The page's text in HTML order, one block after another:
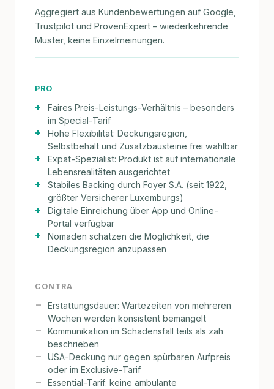
Aggregiert aus Kundenbewertungen auf Google,
Trustpilot und ProvenExpert – wiederkehrende
Muster, keine Einzelmeinungen.
PRO
Faires Preis-Leistungs-Verhältnis – besonders
im Special-Tarif
Hohe Flexibilität: Deckungsregion,
Selbstbehalt und Zusatzbausteine frei wählbar
Expat-Spezialist: Produkt ist auf internationale
Lebensrealitäten ausgerichtet
Stabiles Backing durch Foyer S.A. (seit 1922,
größter Versicherer Luxemburgs)
Digitale Einreichung über App und Online-
Portal verfügbar
Nomaden schätzen die Möglichkeit, die
Deckungsregion anzupassen
CONTRA
Erstattungsdauer: Wartezeiten von mehreren
Wochen werden konsistent bemängelt
Kommunikation im Schadensfall teils als zäh
beschrieben
USA-Deckung nur gegen spürbaren Aufpreis
oder im Exclusive-Tarif
Essential-Tarif: keine ambulante